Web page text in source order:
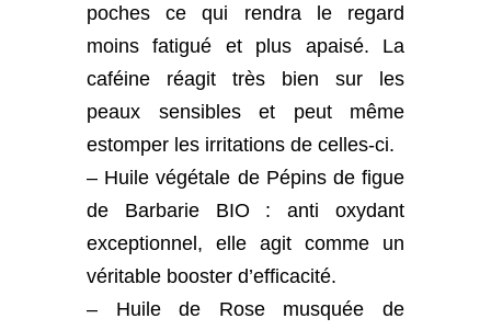
poches ce qui rendra le regard
moins fatigué et plus apaisé. La
caféine réagit très bien sur les
peaux sensibles et peut même
estomper les irritations de celles-ci.
– Huile végétale de Pépins de figue
de Barbarie BIO : anti oxydant
exceptionnel, elle agit comme un
véritable booster d’efficacité.
– Huile de Rose musquée de